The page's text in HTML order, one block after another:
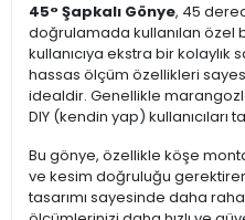
45° Şapkalı Gönye, 45
doğrulamada kullanılan özel
kullanıcıya ekstra bir kolaylık
hassas ölçüm özellikleri
idealdir. Genellikle
DIY (kendin yap)
Bu gönye, özellikle köşe
ve kesim doğruluğu
tasarımı sayesinde daha